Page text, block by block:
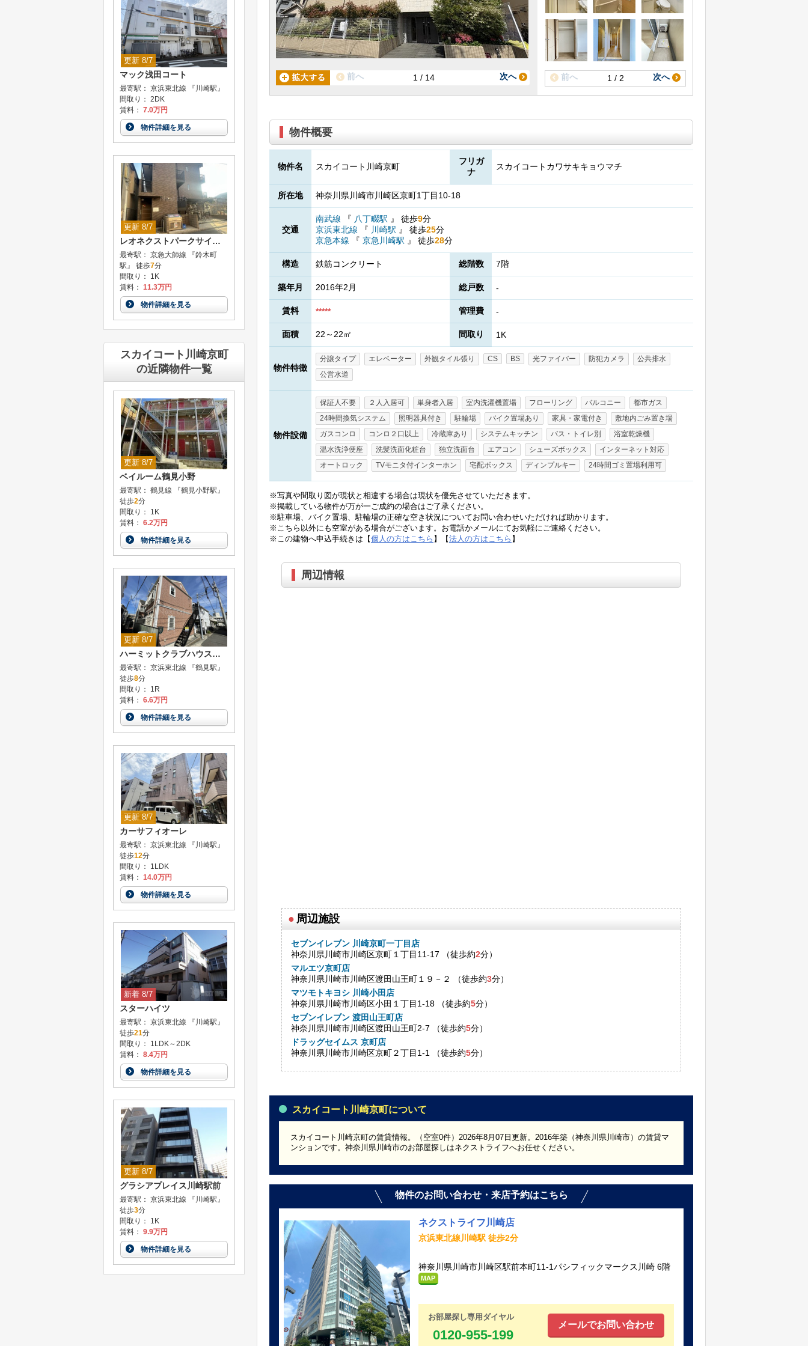
1 / 14
前へ 次へ 1 / 2
前へ 次へ
物件概要
物件名 スカイコート川崎京町
フリガ
ナ
スカイコートカワサキキョウマチ
所在地 神奈川県川崎市川崎区京町1丁目10-18
交通
南武線 『 八丁畷駅 』 徒歩9分
京浜東北線
『 川崎駅 』 徒歩25分
京急本線
『 京急川崎駅 』 徒歩28分
構造 鉄筋コンクリート 総階数 7階
築年月 2016年2月 総戸数 -
賃料 ***** 管理費 -
面積 22～22㎡ 間取り 1K
物件特徴
分譲タイプ エレベーター 外観タイル張り CS BS 光ファイバー 防犯カメラ
公共排水
公営水道
物件設備
保証人不要 ２人入居可 単身者入居 室内洗濯機置場 フローリング バルコニー
都市ガス
24時間換気システム
照明器具付き 駐輪場 バイク置場あり 家具・家電付き
敷地内ごみ置き場
ガスコンロ
コンロ２口以上 冷蔵庫あり システムキッチン バス・トイレ別
浴室乾燥機
温水洗浄便座
洗髪洗面化粧台 独立洗面台 エアコン シューズボックス
インターネット対応
オートロック
TVモニタ付インターホン 宅配ボックス ディンプルキー 24時間ゴミ置場利用可
※写真や間取り図が現状と相違する場合は現状を優先させていただきます。
※掲載している物件が万が一ご成約の場合はご了承ください。
※駐車場、バイク置場、駐輪場の正確な空き状況についてお問い合わせいただければ助かります。
※こちら以外にも空室がある場合がございます。お電話かメールにてお気軽にご連絡ください。
※この建物へ申込手続きは【個人の方はこちら 】【法人の方はこちら 】
周辺情報
● 周辺施設
セブンイレブン 川崎京町一丁目店
神奈川県川崎市川崎区京町１丁目11-17 （徒歩約2分）
マルエツ京町店
神奈川県川崎市川崎区渡田山王町１９－２ （徒歩約3分）
マツモトキヨシ 川崎小田店
神奈川県川崎市川崎区小田１丁目1-18 （徒歩約5分）
セブンイレブン 渡田山王町店
神奈川県川崎市川崎区渡田山王町2-7 （徒歩約5分）
ドラッグセイムス 京町店
神奈川県川崎市川崎区京町２丁目1-1 （徒歩約5分）
スカイコート川崎京町について
スカイコート川崎京町の賃貸情報。（空室0件）2026年8月07日更新。2016年築（神奈川県川崎市）の賃貸マ
ンションです。神奈川県川崎市のお部屋探しはネクストライフへお任せください。
物件のお問い合わせ・来店予約はこちら
ネクストライフ川崎店
京浜東北線川崎駅 徒歩2分
神奈川県川崎市川崎区駅前本町11-1パシフィックマークス川崎 6階
MAP
お部屋探し専用ダイヤル
0120-955-199
メールでお問い合わせ
更新 8/7
マック浅田コート
最寄駅： 京浜東北線 『川崎駅』
間取り： 2DK
賃料： 7.0万円
物件詳細を見る
更新 8/7
レオネクストパークサイド伊勢町
最寄駅： 京急大師線 『鈴木町
駅』 徒歩7分
間取り： 1K
賃料： 11.3万円
物件詳細を見る
スカイコート川崎京町
の近隣物件一覧
更新 8/7
ベイルーム鶴見小野
最寄駅： 鶴見線 『鶴見小野駅』
徒歩2分
間取り： 1K
賃料： 6.2万円
物件詳細を見る
更新 8/7
ハーミットクラブハウス鶴見A棟
最寄駅： 京浜東北線 『鶴見駅』
徒歩8分
間取り： 1R
賃料： 6.6万円
物件詳細を見る
更新 8/7
カーサフィオーレ
最寄駅： 京浜東北線 『川崎駅』
徒歩12分
間取り： 1LDK
賃料： 14.0万円
物件詳細を見る
新着 8/7
スターハイツ
最寄駅： 京浜東北線 『川崎駅』
徒歩21分
間取り： 1LDK～2DK
賃料： 8.4万円
物件詳細を見る
更新 8/7
グラシアプレイス川崎駅前
最寄駅： 京浜東北線 『川崎駅』
徒歩3分
間取り： 1K
賃料： 9.9万円
物件詳細を見る